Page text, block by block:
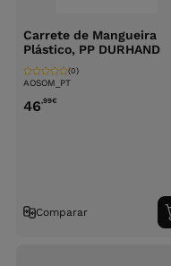
Carrete de Mangueira
Plástico, PP DURHAND
AOSOM_PT
(0)
46 ,99€
Comparar